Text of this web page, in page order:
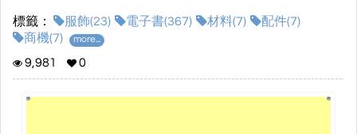
庫」和「全球鞋業商機媒合網站平台」，打造一個製鞋業供應鏈和
鞋類採購的數位交流平台。包括鞋品、服飾、袋包、配件、製鞋機
每季透過視頻、播客與部落格形式，報導鞋業最新趨勢和海外投資
標籤： 服飾(23) 電子書(367) 材料(7)
配件(7)
商機(7)
more...
9,981 0